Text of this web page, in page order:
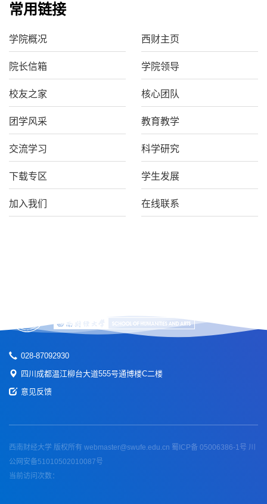
常用链接
西财主页
学院概况
学院领导
院长信箱
核心团队
校友之家
教育教学
团学风采
科学研究
交流学习
学生发展
下载专区
在线联系
加入我们
028-87092930
四川成都温江柳台大道555号通博楼C二楼
意见反馈
西南财经大学 版权所有 webmaster@swufe.edu.cn 蜀ICP备 05006386-1号 川
公网安备51010502010087号
当前访问次数：